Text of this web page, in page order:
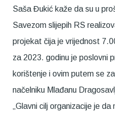
Saša Đukić kaže da su u
Savezom slijepih RS
projekat čija je vrijednost
za 2023. godinu je poslovni
korištenje i ovim putem se
načelniku Mlađanu
„Glavni cilj organizacije je